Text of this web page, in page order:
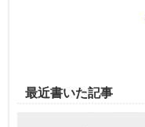
最近書いた記事